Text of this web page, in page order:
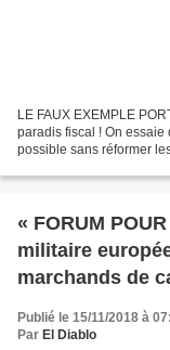
LE FAUX EXEMPLE
paradis fiscal ! On essaie
possible sans réformer
« FORUM
militaire
marchands de
Publié le 15/11/2018 à
Par El Diablo